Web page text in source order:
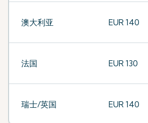
澳大利亚 EUR 140
法国 EUR 130
瑞士/英国 EUR 140